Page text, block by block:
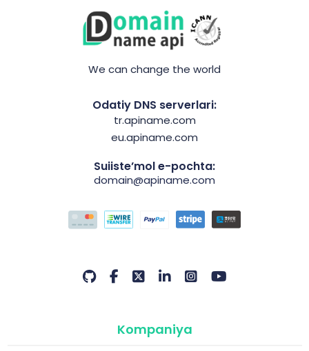
We can change the world
Odatiy DNS serverlari:
tr.apiname.com
eu.apiname.com
Suiiste’mol e-pochta:
domain@apiname.com
Kompaniya